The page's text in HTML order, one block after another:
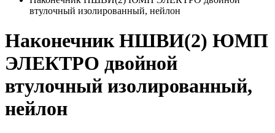
втулочный изолированный, нейлон
Наконечник НШВИ(2) ЮМП
ЭЛЕКТРО двойной
втулочный изолированный,
нейлон